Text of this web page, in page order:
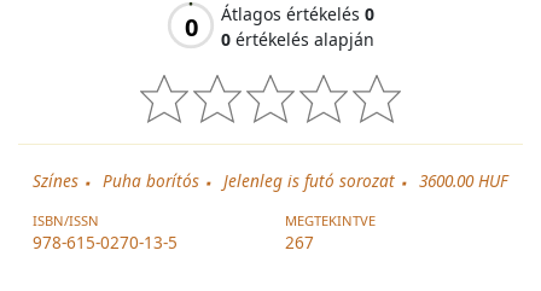
0 Átlagos értékelés 0
0 értékelés alapján
Színes Puha borítós Jelenleg is futó sorozat 3600.00 HUF
ISBN/ISSN
978-615-0270-13-5
MEGTEKINTVE
267